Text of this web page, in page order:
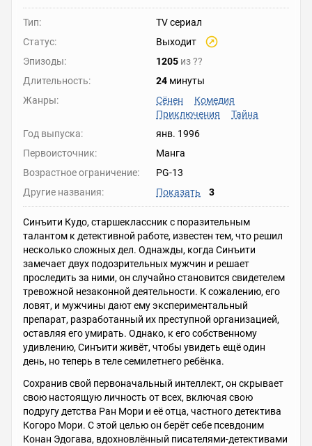
Тип:
TV сериал
Статус:
Выходит
Эпизоды:
1205 из??
Длительность:
24 минуты
Жанры:
Сёнен
Комедия
Приключения
Тайна
Год выпуска:
янв. 1996
Первоисточник:
Манга
Возрастное ограничение:
PG-13
Другие названия:
Показать 3
Синъити Кудо, старшеклассник с поразительным
талантом к детективной работе, известен тем, что решил
несколько сложных дел. Однажды, когда Синъити
замечает двух подозрительных мужчин и решает
проследить за ними, он случайно становится свидетелем
тревожной незаконной деятельности. К сожалению, его
ловят, и мужчины дают ему экспериментальный
препарат, разработанный их преступной организацией,
оставляя его умирать. Однако, к его собственному
удивлению, Синъити живёт, чтобы увидеть ещё один
день, но теперь в теле семилетнего ребёнка.
Сохранив свой первоначальный интеллект, он скрывает
свою настоящую личность от всех, включая свою
подругу детства Ран Мори и её отца, частного детектива
Когоро Мори. С этой целью он берёт себе псевдоним
Конан Эдогава, вдохновлённый писателями-детективами